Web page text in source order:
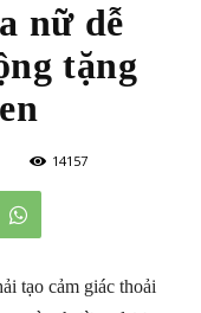
nữ dễ
tặng
14157
tạo cảm giác thoải